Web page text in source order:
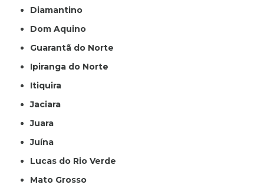
Diamantino
Dom Aquino
Guarantã do Norte
Ipiranga do Norte
Itiquira
Jaciara
Juara
Juína
Lucas do Rio Verde
Mato Grosso